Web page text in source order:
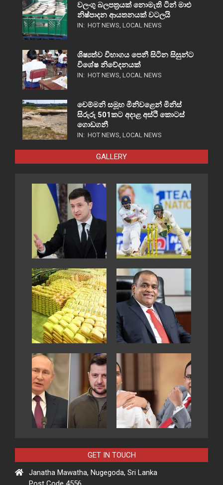
වලංගු බලපත්‍රයක් නොමැති ටින් මාළු
නිෂ්පාදන ආයතනයක් වටලයි
IN: HOT NEWS, LOCAL NEWS
ශිෂ්‍යත්ව විභාගය පෙනී සිටින සිසුන්ට
විශේෂ නිවේදනයක්
IN: HOT NEWS, LOCAL NEWS
චෙම්මනි සමූහ මිනිවළෙන් මිනිස්
සිරුරු 501කට අදාළ අස්ථි කොටස්
ගොඩගනී
IN: HOT NEWS, LOCAL NEWS
GALLERY
GET IN TOUCH
Janatha Mawatha, Nugegoda, Sri Lanka